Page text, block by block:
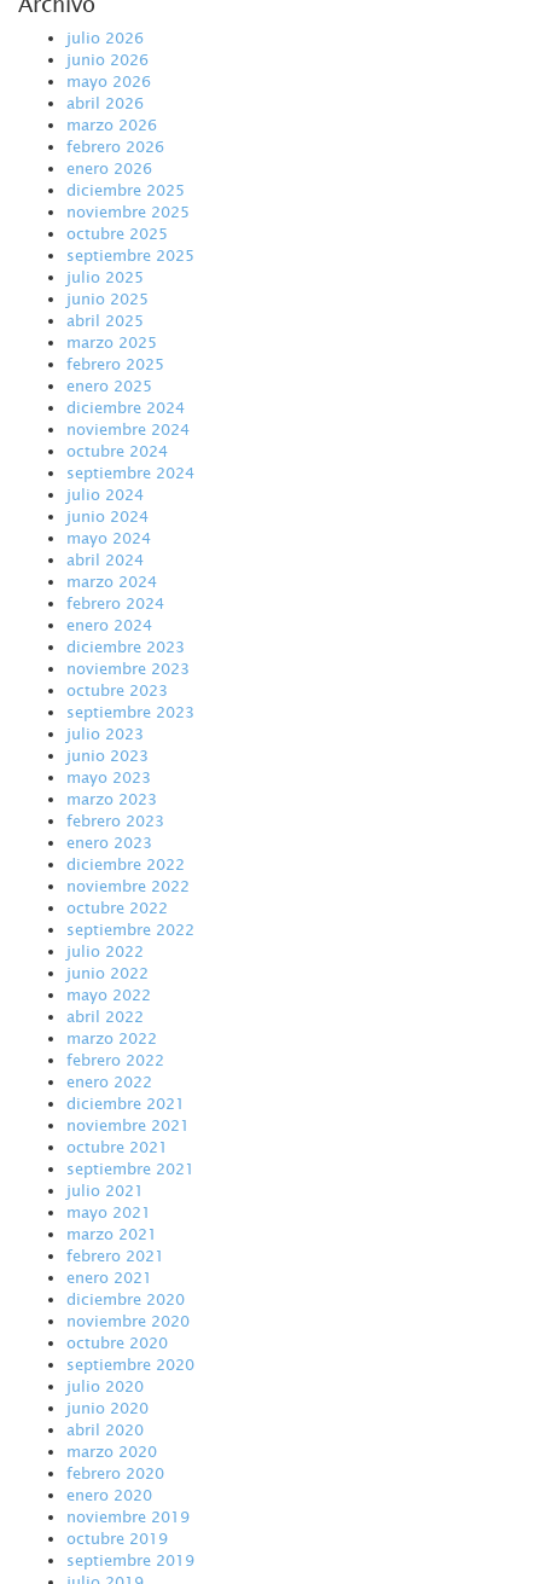
julio 2026
junio 2026
mayo 2026
abril 2026
marzo 2026
febrero 2026
enero 2026
diciembre 2025
noviembre 2025
octubre 2025
septiembre 2025
julio 2025
junio 2025
abril 2025
marzo 2025
febrero 2025
enero 2025
diciembre 2024
noviembre 2024
octubre 2024
septiembre 2024
julio 2024
junio 2024
mayo 2024
abril 2024
marzo 2024
febrero 2024
enero 2024
diciembre 2023
noviembre 2023
octubre 2023
septiembre 2023
julio 2023
junio 2023
mayo 2023
marzo 2023
febrero 2023
enero 2023
diciembre 2022
noviembre 2022
octubre 2022
septiembre 2022
julio 2022
junio 2022
mayo 2022
abril 2022
marzo 2022
febrero 2022
enero 2022
diciembre 2021
noviembre 2021
octubre 2021
septiembre 2021
julio 2021
mayo 2021
marzo 2021
febrero 2021
enero 2021
diciembre 2020
noviembre 2020
octubre 2020
septiembre 2020
julio 2020
junio 2020
abril 2020
marzo 2020
febrero 2020
enero 2020
noviembre 2019
octubre 2019
septiembre 2019